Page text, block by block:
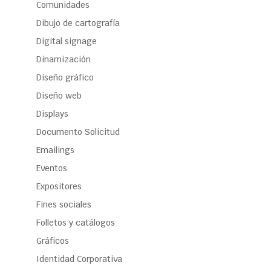
Comunidades
Dibujo de cartografía
Digital signage
Dinamización
Diseño gráfico
Diseño web
Displays
Documento Solicitud
Emailings
Eventos
Expositores
Fines sociales
Folletos y catálogos
Gráficos
Identidad Corporativa